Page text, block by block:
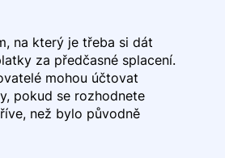
na který je třeba si dát
za předčasné splacení.
mohou účtovat
pokud se rozhodnete
než bylo původně